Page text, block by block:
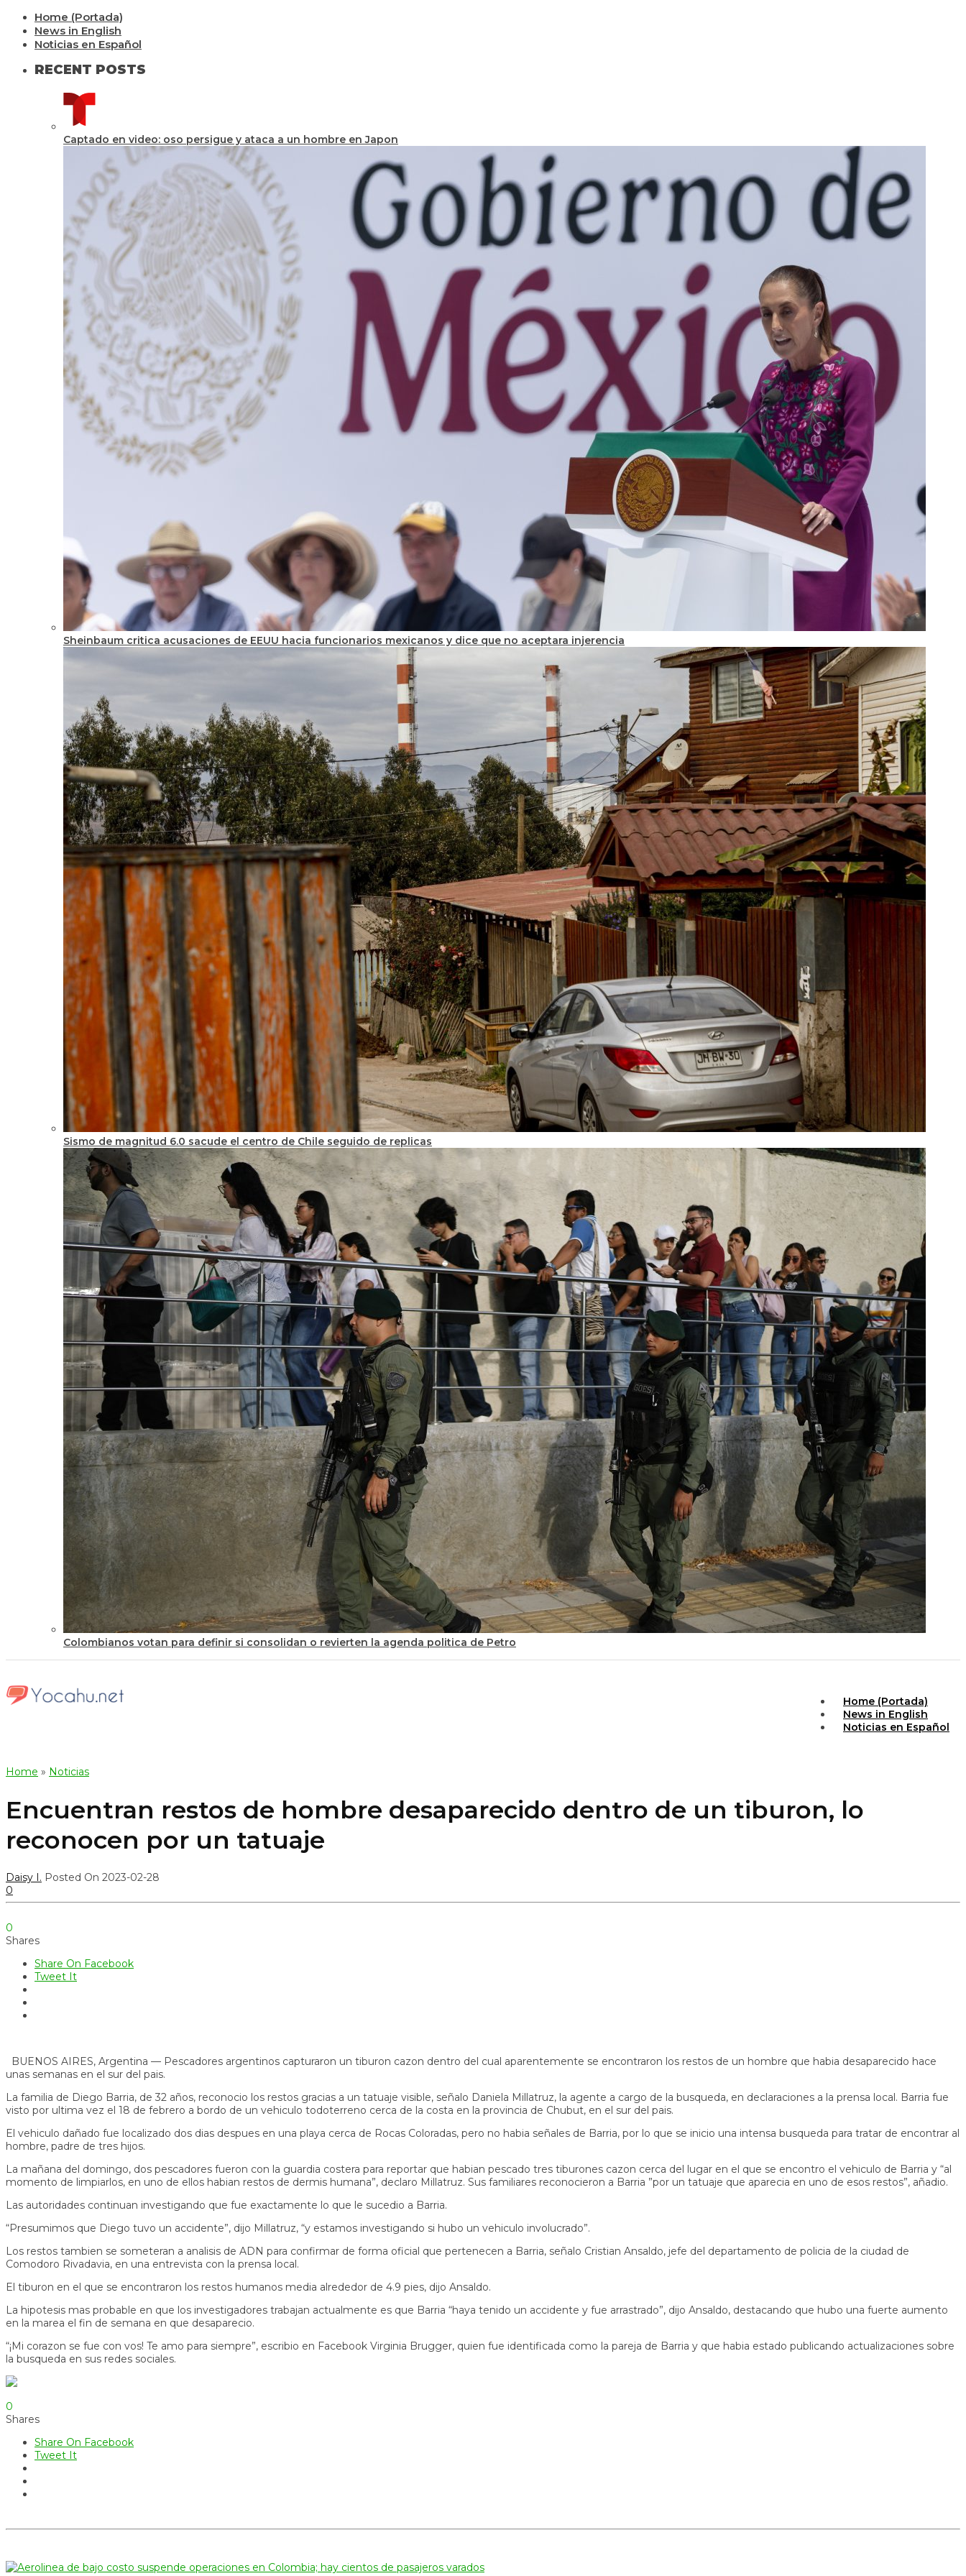
Home (Portada)
News in English
Noticias en Español
RECENT POSTS
Captado en video: oso persigue y ataca a un hombre en Japon
Sheinbaum critica acusaciones de EEUU hacia funcionarios mexicanos y dice que no aceptara injerencia
Sismo de magnitud 6.0 sacude el centro de Chile seguido de replicas
Colombianos votan para definir si consolidan o revierten la agenda politica de Petro
Home (Portada)
News in English
Noticias en Español
Home » Noticias
Encuentran restos de hombre desaparecido dentro de un tiburon, lo
reconocen por un tatuaje
Daisy I. Posted On 2023-02-28
0
0
Shares
Share On Facebook
Tweet It
BUENOS AIRES, Argentina — Pescadores argentinos capturaron un tiburon cazon dentro del cual aparentemente se encontraron los restos de un hombre que habia desaparecido hace
unas semanas en el sur del pais.
La familia de Diego Barria, de 32 años, reconocio los restos gracias a un tatuaje visible, señalo Daniela Millatruz, la agente a cargo de la busqueda, en declaraciones a la prensa local. Barria fue
visto por ultima vez el 18 de febrero a bordo de un vehiculo todoterreno cerca de la costa en la provincia de Chubut, en el sur del pais.
El vehiculo dañado fue localizado dos dias despues en una playa cerca de Rocas Coloradas, pero no habia señales de Barria, por lo que se inicio una intensa busqueda para tratar de encontrar al
hombre, padre de tres hijos.
La mañana del domingo, dos pescadores fueron con la guardia costera para reportar que habian pescado tres tiburones cazon cerca del lugar en el que se encontro el vehiculo de Barria y “al
momento de limpiarlos, en uno de ellos habian restos de dermis humana”, declaro Millatruz. Sus familiares reconocieron a Barria ”por un tatuaje que aparecia en uno de esos restos”, añadio.
Las autoridades continuan investigando que fue exactamente lo que le sucedio a Barria.
“Presumimos que Diego tuvo un accidente”, dijo Millatruz, “y estamos investigando si hubo un vehiculo involucrado”.
Los restos tambien se someteran a analisis de ADN para confirmar de forma oficial que pertenecen a Barria, señalo Cristian Ansaldo, jefe del departamento de policia de la ciudad de
Comodoro Rivadavia, en una entrevista con la prensa local.
El tiburon en el que se encontraron los restos humanos media alrededor de 4.9 pies, dijo Ansaldo.
La hipotesis mas probable en que los investigadores trabajan actualmente es que Barria “haya tenido un accidente y fue arrastrado”, dijo Ansaldo, destacando que hubo una fuerte aumento
en la marea el fin de semana en que desaparecio.
“¡Mi corazon se fue con vos! Te amo para siempre”, escribio en Facebook Virginia Brugger, quien fue identificada como la pareja de Barria y que habia estado publicando actualizaciones sobre
la busqueda en sus redes sociales.
0
Shares
Share On Facebook
Tweet It